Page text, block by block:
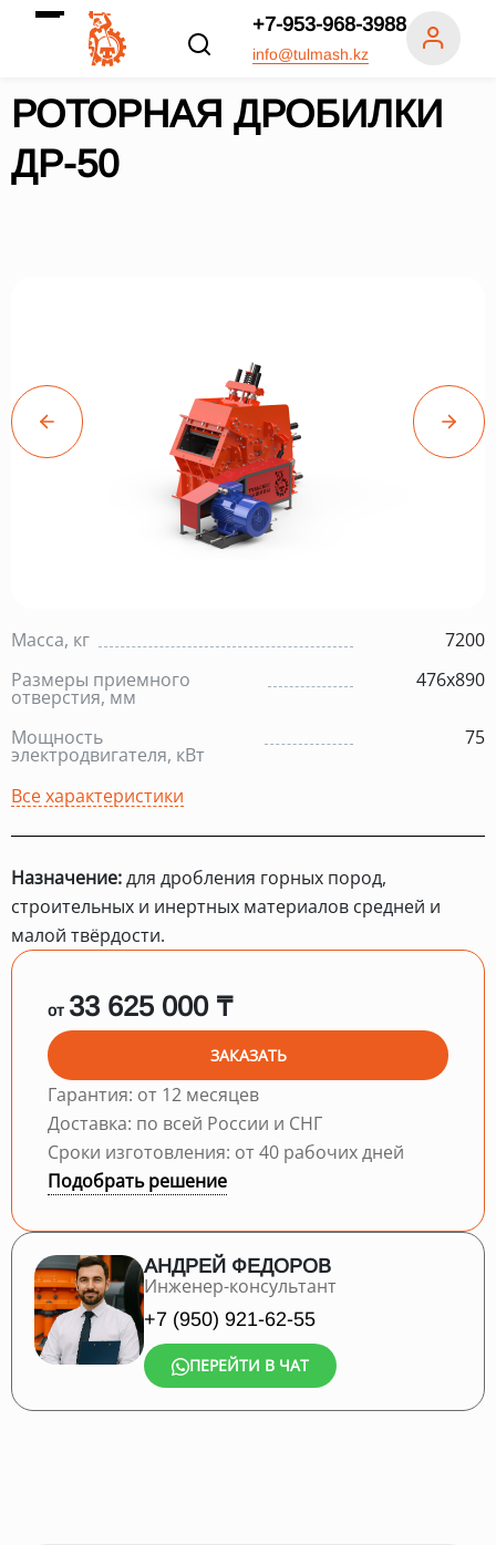
+7-953-968-3988
info@tulmash.kz
РОТОРНАЯ ДРОБИЛКИ
ДР-50
Масса, кг
7200
Размеры приемного
отверстия, мм
476х890
Мощность
электродвигателя, кВт
75
Все характеристики
Назначение:для дробления горных пород,
строительных и инертных материалов средней и
малой твёрдости.
от 33 625 000 ₸
ЗАКАЗАТЬ
Гарантия: от 12 месяцев
Доставка: по всей России и СНГ
Сроки изготовления: от 40 рабочих дней
Подобрать решение
АНДРЕЙ ФЕДОРОВ
Инженер-консультант
+7 (950) 921-62-55
ПЕРЕЙТИ В ЧАТ